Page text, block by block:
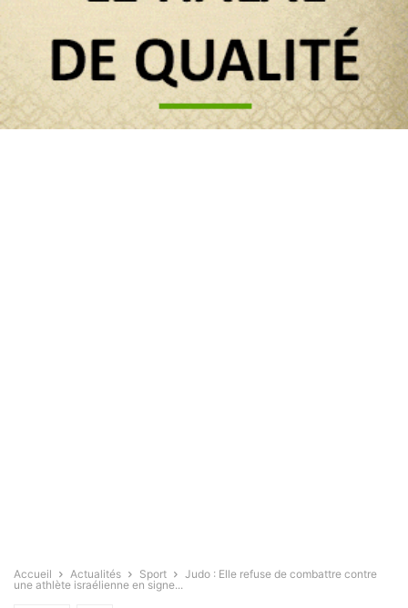
Accueil Actualités Sport
Judo : Elle refuse de combattre contre
une athlète israélienne en signe...